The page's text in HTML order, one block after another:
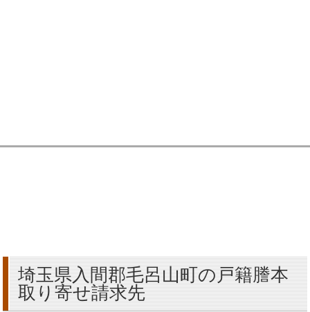
埼玉県入間郡毛呂山町の戸籍謄本
取り寄せ請求先